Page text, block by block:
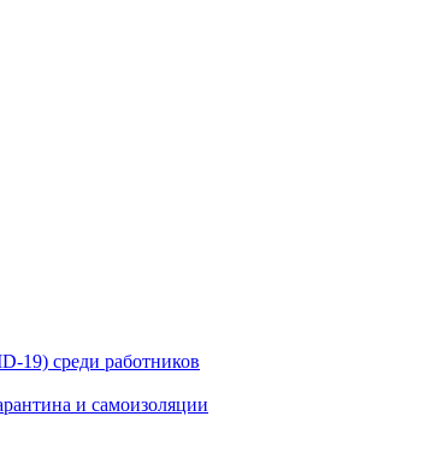
19) среди работников
и самоизоляции